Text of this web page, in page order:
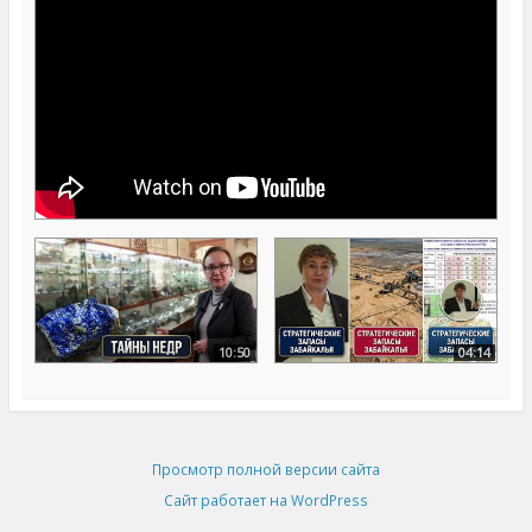
10:50 04:14
Просмотр полной версии сайта
Сайт работает на WordPress